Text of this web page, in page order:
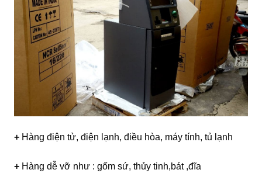
+ Hàng điện tử, điện lạnh, điều hòa, máy tính, tủ lạnh
+ Hàng dễ vỡ như : gốm sứ, thủy tinh,bát ,đĩa